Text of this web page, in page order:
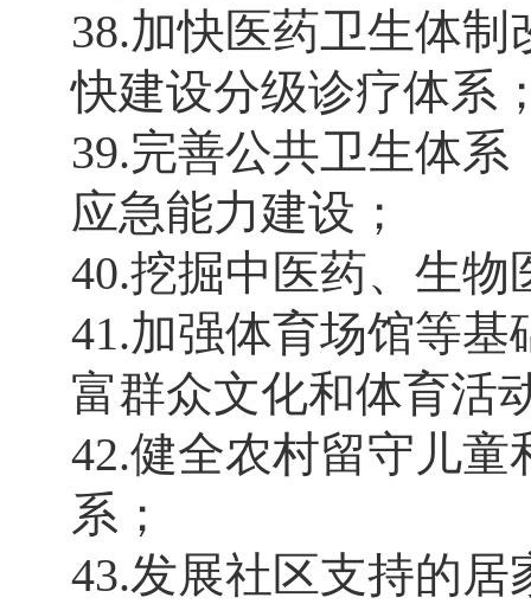
38.加快医药卫生体
快建设分级诊疗体系
39.完善公共卫生体
应急能力建设；
40.挖掘中医药、生
41.加强体育场馆等
富群众文化和体育活
42.健全农村留守儿
系；
43.发展社区支持的